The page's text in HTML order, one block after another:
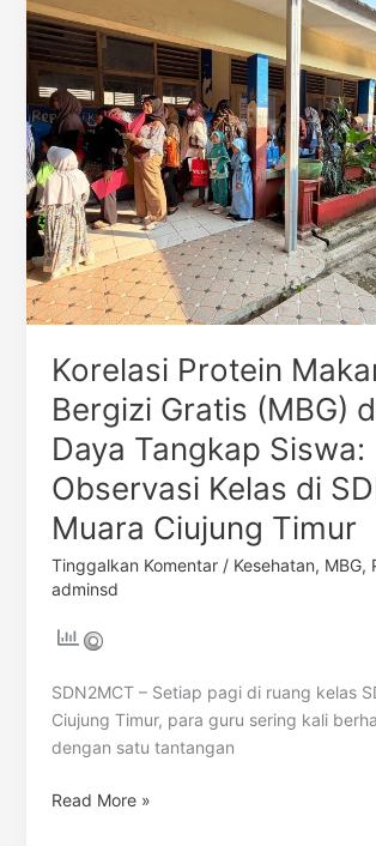
Korelasi Protein
Bergizi Gratis (MBG)
Daya Tangkap Siswa:
Observasi Kelas di
Muara Ciujung Timur
Tinggalkan Komentar / Kesehatan, MBG,
adminsd
SDN2MCT – Setiap pagi di ruang kelas
Ciujung Timur, para guru sering kali
dengan satu tantangan
Makan
Bergizi
Gratis
(MBG)
dan
Daya
Tangkap
Siswa:
Observasi
Kelas
di
2
Muara
Ciujung
Timur
Read More »